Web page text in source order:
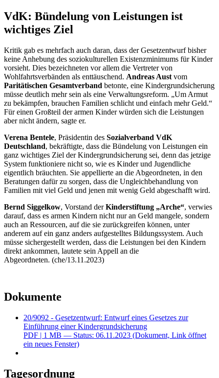
VdK: Bündelung von Leistungen ist
wichtiges Ziel
Kritik gab es mehrfach auch daran, dass der Gesetzentwurf bisher
keine Anhebung des soziokulturellen Existenzminimums für Kinder
vorsieht. Dies bezeichneten vor allem die Vertreter von
Wohlfahrtsverbänden als enttäuschend. Andreas Aust vom
Paritätischen Gesamtverband betonte, eine Kindergrundsicherung
müsse deutlich mehr sein als eine Verwaltungsreform. „Um Armut
zu bekämpfen, brauchen Familien schlicht und einfach mehr Geld.“
Für einen Großteil der armen Kinder würden sich die Leistungen
aber nicht ändern, sagte er.
Verena Bentele, Präsidentin des Sozialverband VdK
Deutschland, bekräftigte, dass die Bündelung von Leistungen ein
ganz wichtiges Ziel der Kindergrundsicherung sei, denn das jetzige
System funktioniere nicht so, wie es Kinder und Jugendliche
eigentlich bräuchten. Sie appellierte an die Abgeordneten, in den
Beratungen dafür zu sorgen, dass die Ungleichbehandlung von
Familien mit viel Geld und jenen mit wenig Geld abgeschafft wird.
Bernd Siggelkow, Vorstand derKinderstiftung „Arche“, verwies
darauf, dass es armen Kindern nicht nur an Geld mangele, sondern
auch an Ressourcen, auf die sie zurückgreifen können, unter
anderem auf ein ganz anders aufgestelltes Bildungssystem. Auch
müsse sichergestellt werden, dass die Leistungen bei den Kindern
direkt ankommen, lautete sein Appell an die
Abgeordneten. (che/13.11.2023)
Dokumente
20/9092 - Gesetzentwurf: Entwurf eines Gesetzes zur
Einführung einer Kindergrundsicherung
PDF | 1 MB — Status: 06.11.2023 (Dokument, Link öffnet
ein neues Fenster)
Tagesordnung